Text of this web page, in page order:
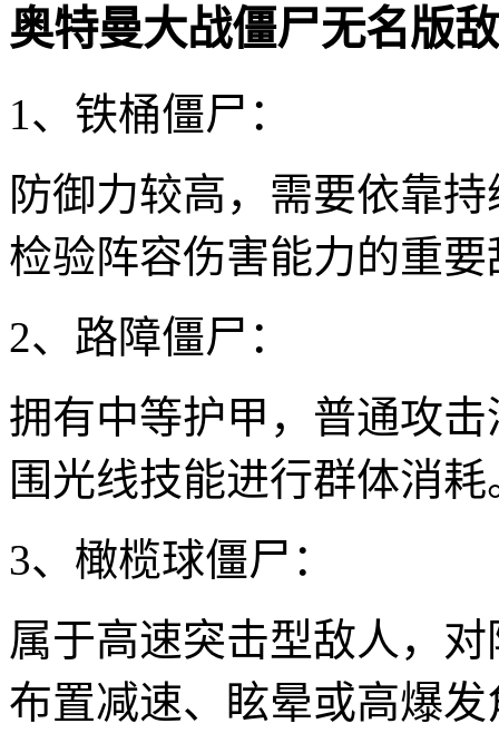
奥特曼大战僵尸无名版
1、铁桶僵尸：
防御力较高，需要依靠
检验阵容伤害能力的重要
2、路障僵尸：
拥有中等护甲，普通攻
围光线技能进行群体消耗
3、橄榄球僵尸：
属于高速突击型敌人，
布置减速、眩晕或高爆